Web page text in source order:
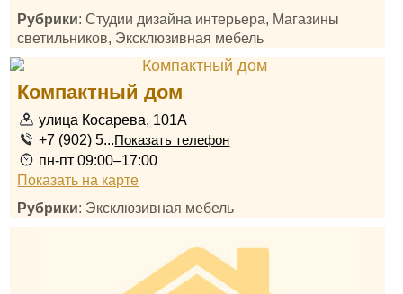
Рубрики: Студии дизайна интерьера, Магазины
светильников, Эксклюзивная мебель
Компактный дом
улица Косарева, 101А
+7 (902) 5...Показать телефон
пн-пт 09:00–17:00
Показать на карте
Рубрики: Эксклюзивная мебель